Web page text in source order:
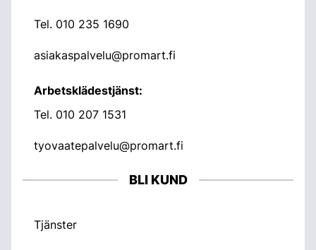
Tel. 010 235 1690
asiakaspalvelu@promart.fi
Arbetsklädestjänst:
Tel. 010 207 1531
tyovaatepalvelu@promart.fi
BLI KUND
Tjänster